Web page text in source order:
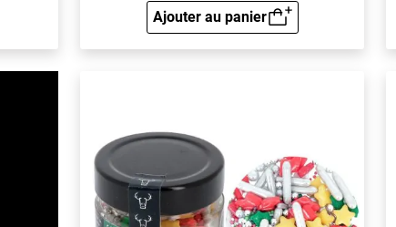
Ajouter au panier
Aperçu rapide